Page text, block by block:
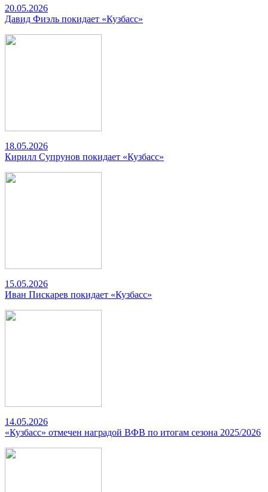
20.05.2026
Давид Фиэль покидает «Кузбасс»
18.05.2026
Кирилл Супрунов покидает «Кузбасс»
15.05.2026
Иван Пискарев покидает «Кузбасс»
14.05.2026
«Кузбасс» отмечен наградой ВФВ по итогам сезона 2025/2026